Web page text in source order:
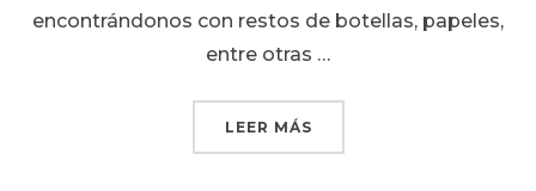
encontrándonos con restos de botellas, papeles,
entre otras …
LEER MÁS«ITAHISA PÉREZ»